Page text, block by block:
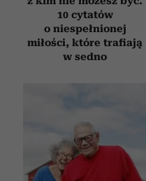
10 cytatów
o niespełnionej
miłości, które trafiają
w sedno